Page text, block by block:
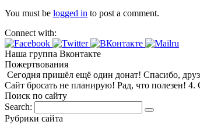
You must be logged in to post a comment.
Connect with:
Наша группа Вконтакте
Пожертвования
Сегодня пришёл ещё один донат! Спасибо,
Сайт бросать не планирую! Рад, что полезен! 4.
Поиск по сайту
Search:
Рубрики сайта